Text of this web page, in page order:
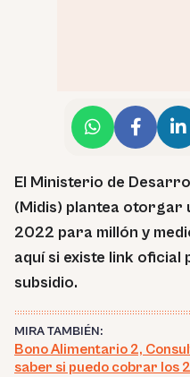
El Ministerio de
(Midis) plantea otorgar
2022 para millón y
aquí si existe link oficial
subsidio.
MIRA TAMBIÉN:
Bono Alimentario 2,
saber si puedo cobrar los